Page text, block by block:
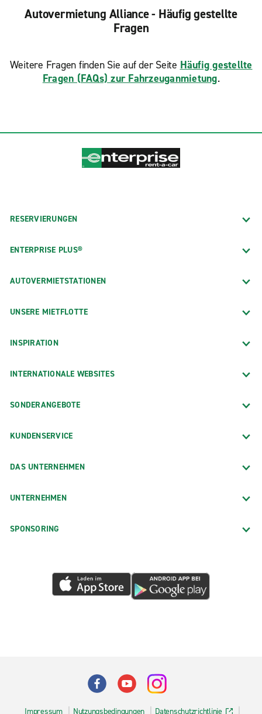
Autovermietung Alliance - Häufig gestellte
Fragen
Weitere Fragen finden Sie auf der Seite Häufig gestellte
Fragen (FAQs) zur Fahrzeuganmietung.
RESERVIERUNGEN
ENTERPRISE PLUS®
AUTOVERMIETSTATIONEN
UNSERE MIETFLOTTE
INSPIRATION
INTERNATIONALE WEBSITES
SONDERANGEBOTE
KUNDENSERVICE
DAS UNTERNEHMEN
UNTERNEHMEN
SPONSORING
Impressum Nutzungsbedingungen Datenschutzrichtlinie